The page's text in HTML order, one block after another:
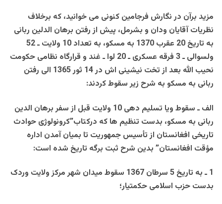
مزيد برآن در نگارش فرجامين کنونی می خوانيد، که برخلاف
نظريات آقايان ودان و بشرمل، پيش از رفتن برهان الدلين ربانی
به تاريخ 20 عقرب 1370 به مسکو، به تعداد 10 ولايت ـ 52
ولسوالی ـ 3 فرقه عسکری ـ 20 لوا ـ غند و قرارگاه نظامی حکومت
نحيب الله بعد از تخت نيشينی اش در 14 ثور 1365 الی رفتن
ربانی به مسکو به شرح زير سقوط کردند:
الف ـ
سقوط ويا تسليم دهی 10 ولايت قبل از سفر برهان الدين
ربانی به مسکو، بدست تنظيم ها که درکتاب”کرونولوژی حوادث
تاريخی افغانستان از تأسيس جمهوريت تا بميان آمدن اداره
مؤقت افغانستان” بدين شرح ثبت برگه تاريخ شده است:
1 ـ به تاريخ 5 سرطان 1367 سقوط ميدان شهر مرکز ولايت وردک
بدست حزب اسلامی حکمتيار؛